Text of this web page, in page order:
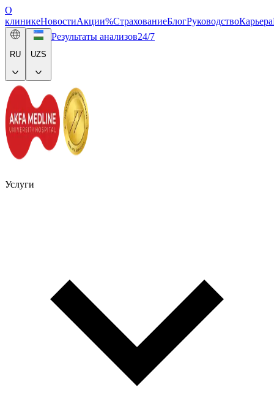
О
клиникеНовостиАкции%СтрахованиеБлогРуководствоКарьера
RU UZS
Результаты анализов24/7
Услуги